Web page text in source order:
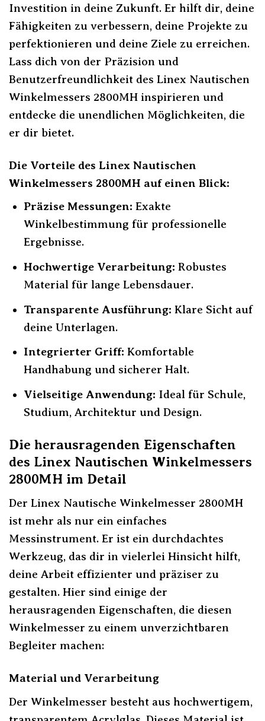
Investition in deine Zukunft. Er hilft dir, deine
Fähigkeiten zu verbessern, deine Projekte zu
perfektionieren und deine Ziele zu erreichen.
Lass dich von der Präzision und
Benutzerfreundlichkeit des Linex Nautischen
Winkelmessers 2800MH inspirieren und
entdecke die unendlichen Möglichkeiten, die
er dir bietet.
Die Vorteile des Linex Nautischen
Winkelmessers 2800MH auf einen Blick:
Präzise Messungen: Exakte
Winkelbestimmung für professionelle
Ergebnisse.
Hochwertige Verarbeitung: Robustes
Material für lange Lebensdauer.
Transparente Ausführung: Klare Sicht auf
deine Unterlagen.
Integrierter Griff: Komfortable
Handhabung und sicherer Halt.
Vielseitige Anwendung: Ideal für Schule,
Studium, Architektur und Design.
Die herausragenden Eigenschaften
des Linex Nautischen Winkelmessers
2800MH im Detail
Der Linex Nautische Winkelmesser 2800MH
ist mehr als nur ein einfaches
Messinstrument. Er ist ein durchdachtes
Werkzeug, das dir in vielerlei Hinsicht hilft,
deine Arbeit effizienter und präziser zu
gestalten. Hier sind einige der
herausragenden Eigenschaften, die diesen
Winkelmesser zu einem unverzichtbaren
Begleiter machen:
Material und Verarbeitung
Der Winkelmesser besteht aus hochwertigem,